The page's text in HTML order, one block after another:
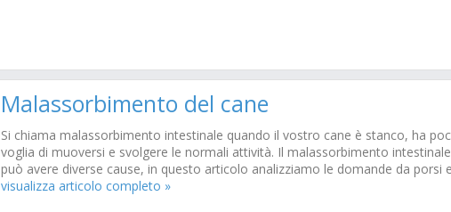
Malassorbimento del cane
Si chiama malassorbimento intestinale quando il vostro cane è stanco, ha
voglia di muoversi e svolgere le normali attività. Il malassorbimento intestinale
può avere diverse cause, in questo articolo analizziamo le domande da porsi
visualizza articolo completo »